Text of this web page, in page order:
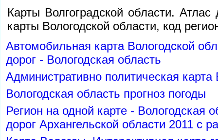
Карты Волгоградской области.
карты Вологодской области, код
Автомобильная карта Вологодской
дорог - Вологодская область
Административно политическая карта
ологодская область прогноз погоды
Регион на одной карте - Вологодская
дорог Архангельской области 2011 с